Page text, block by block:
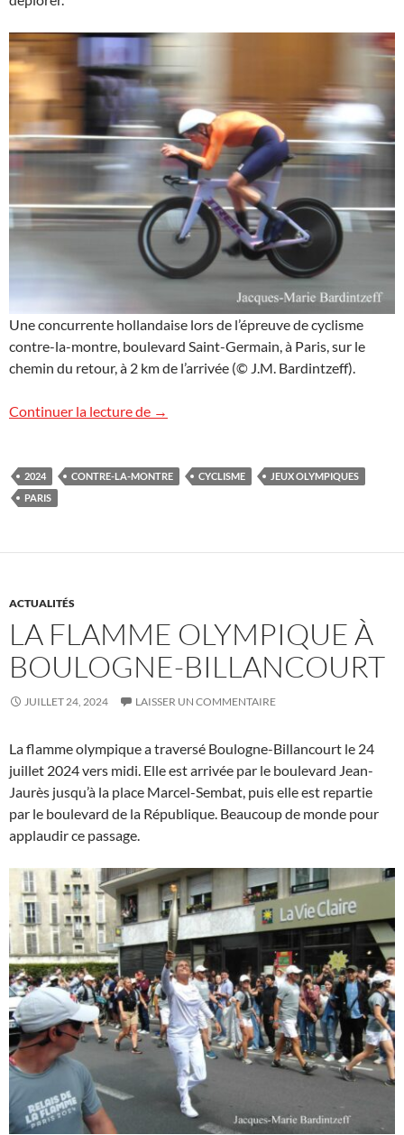
Une concurrente hollandaise lors de l’épreuve de cyclisme
contre-la-montre, boulevard Saint-Germain, à Paris, sur le
chemin du retour, à 2 km de l’arrivée (© J.M. Bardintzeff).
Continuer la lecture de Jeux olympiques : cyclisme contre-la-
→
2024 CONTRE-LA-MONTRE CYCLISME
JEUX OLYMPIQUES
PARIS
ACTUALITÉS
LA FLAMME OLYMPIQUE À
BOULOGNE-BILLANCOURT
JUILLET 24, 2024 LAISSER UN COMMENTAIRE
La flamme olympique a traversé Boulogne-Billancourt le 24
juillet 2024 vers midi. Elle est arrivée par le boulevard Jean-
Jaurès jusqu’à la place Marcel-Sembat, puis elle est repartie
par le boulevard de la République. Beaucoup de monde pour
applaudir ce passage.